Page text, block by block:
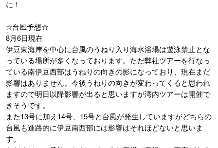
に！
☆台風予想☆
8月6日現在
伊豆東海岸を中心に台風のうねり入り海水浴場は遊泳禁止とな
っている場所が多くなっております。ただ弊社ツアーを行なっ
ている南伊豆西部はうねりの向きの影になっており、現在まだ
影響はありません。今後うねりの向きが変わってくると思われ
ますので明日以降影響が出ると思いますが湾内ツアーは開催で
きそうです。
また13号に加え14号、15号と台風が発生していますがどちらの
台風も進路的に伊豆南西部には影響はそれほどないと思いま
す。